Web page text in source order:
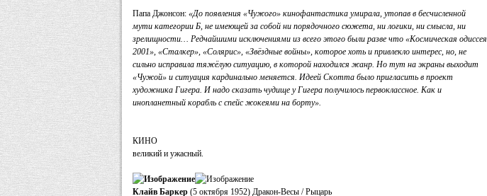
Папа Джонсон: «До появления «Чужого» кинофантастика умирала, утопав в бесчисленной
мути категории Б, не имеющей за собой ни порядочного сюжета, ни логики, ни смысла, ни
зрелищности… Редчайшими исключениями из всего этого были разве что «Космическая одиссея
2001», «Сталкер», «Солярис», «Звёздные войны», которое хоть и привлекло интерес, но, не
сильно исправила тяжёлую ситуацию, в которой находился жанр. Но тут на экраны выходит
«Чужой» и ситуация кардинально меняется. Идеей Скотта было пригласить в проект
художника Гигера. И надо сказать чудище у Гигера получилось первоклассное. Как и
инопланетный корабль с спейс жокеями на борту».
КИНО
великий и ужасный.
Клайв Баркер (5 октября 1952) Дракон-Весы / Рыцарь